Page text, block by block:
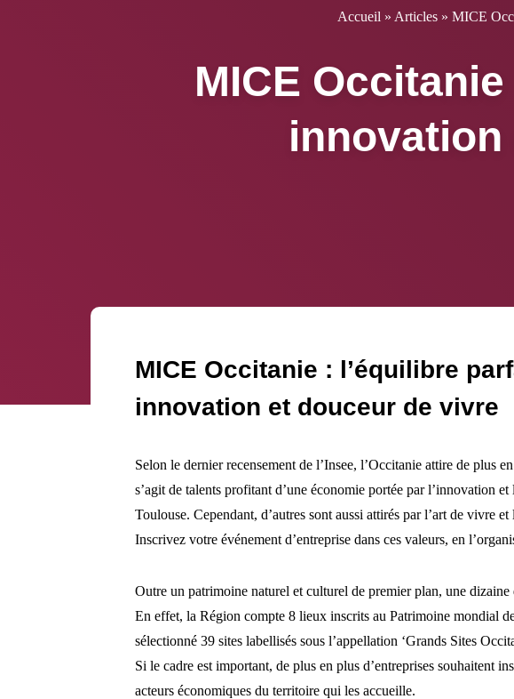
Accueil » Articles » MICE
MICE
innovation
MICE Occitanie : l’équilibre
innovation et douceur de vivre
Selon le dernier recensement de l’Insee, l’Occitanie attire de plus
s’agit de talents profitant d’une économie portée par l’innovation
Toulouse. Cependant, d’autres sont aussi attirés par l’art de vivre
Inscrivez votre événement d’entreprise dans ces valeurs, en
Outre un patrimoine naturel et culturel de premier plan, une
En effet, la Région compte 8 lieux inscrits au Patrimoine mondial
sélectionné 39 sites labellisés sous l’appellation ‘Grands Sites
Si le cadre est important, de plus en plus d’entreprises souhaitent
acteurs économiques du territoire qui les accueille.